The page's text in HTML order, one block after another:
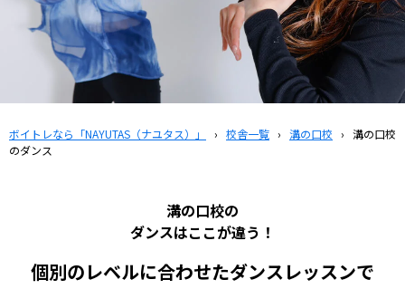
ボイトレなら「NAYUTAS（ナユタス）」 › 校舎一覧 › 溝の口校 › 溝の口校
のダンス
溝の口校の
ダンスはここが違う！
個別のレベルに合わせたダンスレッスンで